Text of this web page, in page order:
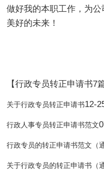
做好我的本职工作，为
美好的未来！
【行政专员转正申请书7
关于行政专员转正申请书12-
行政人事专员转正申请书范文
行政专员的转正申请书范文（
关于行政专员的转正申请书（